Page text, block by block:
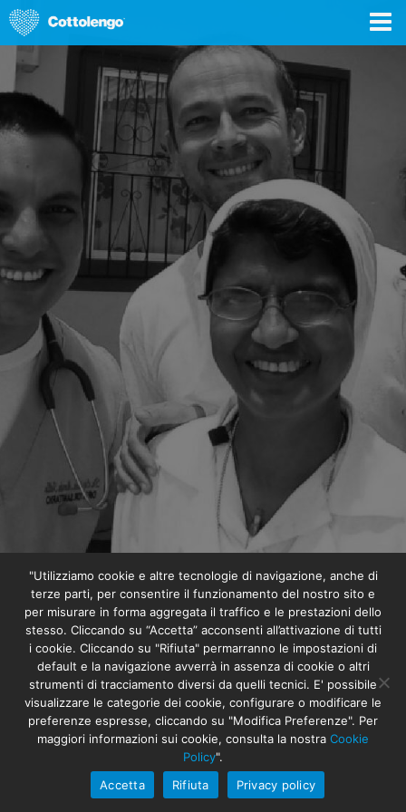
DONA ORA
Un medico per la Fundación
"Utilizziamo cookie e altre tecnologie di navigazione, anche di
terze parti, per consentire il funzionamento del nostro sito e
per misurare in forma aggregata il traffico e le prestazioni dello
stesso. Cliccando su “Accetta” acconsenti all’attivazione di tutti
i cookie. Cliccando su "Rifiuta" permarranno le impostazioni di
default e la navigazione avverrà in assenza di cookie o altri
strumenti di tracciamento diversi da quelli tecnici. E' possibile
visualizzare le categorie dei cookie, configurare o modificare le
preferenze espresse, cliccando su "Modifica Preferenze". Per
maggiori informazioni sui cookie, consulta la nostra Cookie
Policy".
Accetta
Rifiuta Privacy policy